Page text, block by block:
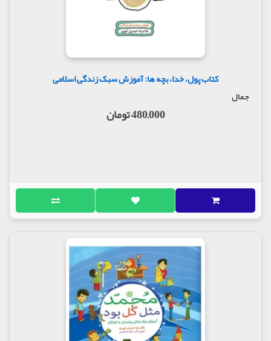
کتاب پول، خدا، بچه ها: آموزش سبک زندگی اسلامی
جمال
480,000 تومان